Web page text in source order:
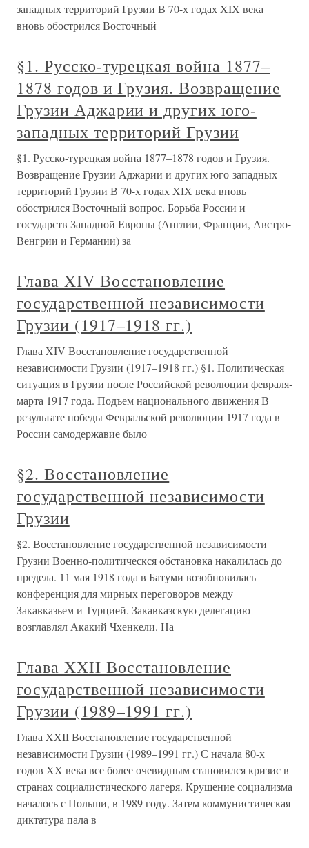
западных территорий Грузии В 70-х годах XIX века
вновь обострился Восточный
§1. Русско-турецкая война 1877–
1878 годов и Грузия. Возвращение
Грузии Аджарии и других юго-
западных территорий Грузии
§1. Русско-турецкая война 1877–1878 годов и Грузия.
Возвращение Грузии Аджарии и других юго-западных
территорий Грузии В 70-х годах XIX века вновь
обострился Восточный вопрос. Борьба России и
государств Западной Европы (Англии, Франции, Австро-
Венгрии и Германии) за
Глава XIV Восстановление
государственной независимости
Грузии (1917–1918 гг.)
Глава XIV Восстановление государственной
независимости Грузии (1917–1918 гг.) §1. Политическая
ситуация в Грузии после Российской революции февраля-
марта 1917 года. Подъем национального движения В
результате победы Февральской революции 1917 года в
России самодержавие было
§2. Восстановление
государственной независимости
Грузии
§2. Восстановление государственной независимости
Грузии Военно-политическся обстановка накалилась до
предела. 11 мая 1918 года в Батуми возобновилась
конференция для мирных переговоров между
Закавказьем и Турцией. Закавказскую делегацию
возглавлял Акакий Чхенкели. На
Глава XXII Восстановление
государственной независимости
Грузии (1989–1991 гг.)
Глава XXII Восстановление государственной
независимости Грузии (1989–1991 гг.) С начала 80-х
годов XX века все более очевидным становился кризис в
странах социалистического лагеря. Крушение социализма
началось с Польши, в 1989 году. Затем коммунистическая
диктатура пала в